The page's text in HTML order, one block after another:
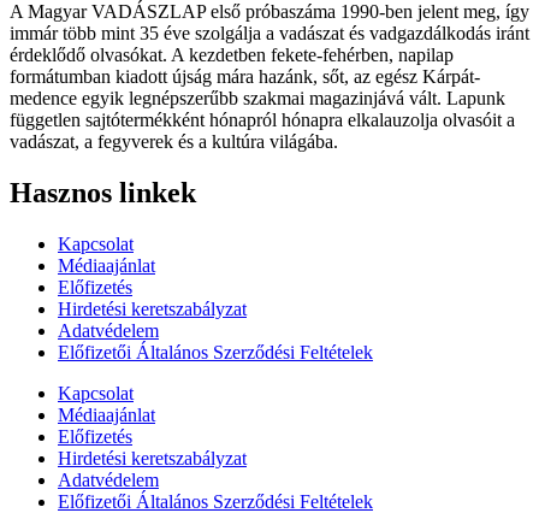
A Magyar VADÁSZLAP első próbaszáma 1990-ben jelent meg, így
immár több mint 35 éve szolgálja a vadászat és vadgazdálkodás iránt
érdeklődő olvasókat. A kezdetben fekete-fehérben, napilap
formátumban kiadott újság mára hazánk, sőt, az egész Kárpát-
medence egyik legnépszerűbb szakmai magazinjává vált. Lapunk
független sajtótermékként hónapról hónapra elkalauzolja olvasóit a
vadászat, a fegyverek és a kultúra világába.
Hasznos linkek
Kapcsolat
Médiaajánlat
Előfizetés
Hirdetési keretszabályzat
Adatvédelem
Előfizetői Általános Szerződési Feltételek
Kapcsolat
Médiaajánlat
Előfizetés
Hirdetési keretszabályzat
Adatvédelem
Előfizetői Általános Szerződési Feltételek